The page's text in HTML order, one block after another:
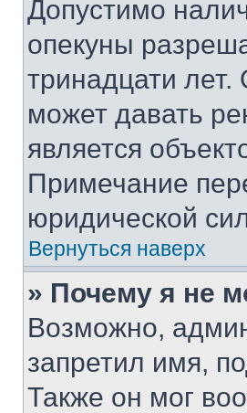
Допустимо
опекуны
тринадцати
может давать
является
Примечание
юридической
Вернуться наверх
» Почему я не
Возможно,
запретил имя,
Также он мог